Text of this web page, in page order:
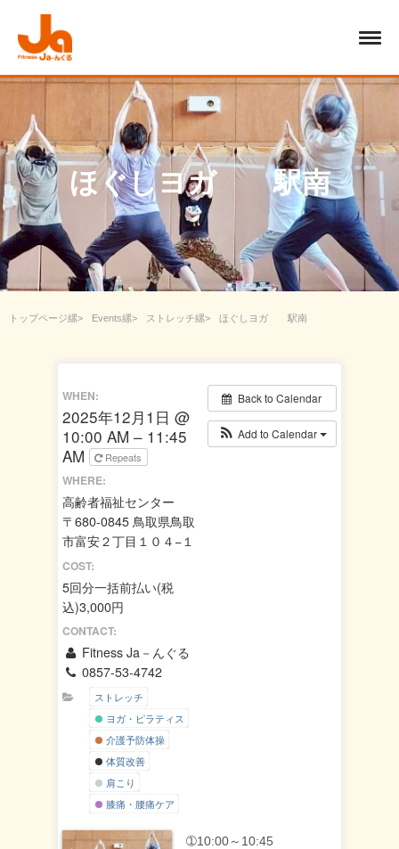
ほぐしヨガ 駅南
トップページ Events ストレッチ ほぐしヨガ 駅南
Back to Calendar
Add to Calendar
WHEN:
2025年12月1日 @
10:00 AM – 11:45
AM
Repeats
WHERE:
高齢者福祉センター
〒680-0845 鳥取県鳥取
市富安２丁目１０４−１
COST:
5回分一括前払い(税
込)3,000円
CONTACT:
Fitness Ja－んぐる
0857-53-4742
ストレッチ
ヨガ・ピラティス
介護予防体操
体質改善
肩こり
膝痛・腰痛ケア
➀10:00～10:45